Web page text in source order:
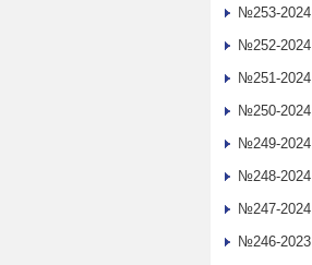
№253-2024
№252-2024
№251-2024
№250-2024
№249-2024
№248-2024
№247-2024
№246-2023